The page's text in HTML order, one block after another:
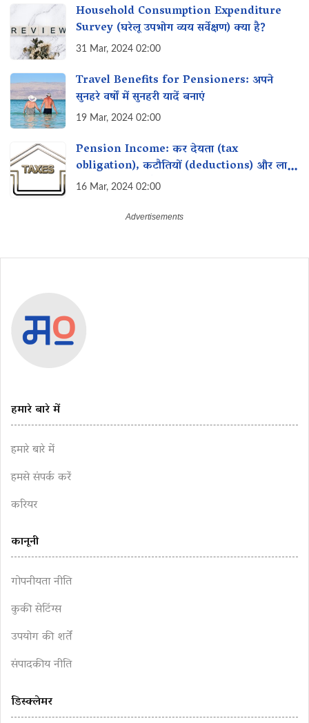
Household Consumption Expenditure
Survey (घरेलू उपभोग व्यय सर्वेक्षण) क्या है?
31 Mar, 2024 02:00
Travel Benefits for Pensioners: अपने
सुनहरे वर्षों में सुनहरी यादें बनाएं
19 Mar, 2024 02:00
Pension Income: कर देयता (tax
obligation), कटौतियों (deductions) और लाभ
(benefits) क्या हैं?
16 Mar, 2024 02:00
हमारे बारे में
हमारे बारे में
हमसे संपर्क करें
करियर
कानूनी
गोपनीयता नीति
कुकी सेटिंग्स
उपयोग की शर्तें
संपादकीय नीति
डिस्क्लेमर